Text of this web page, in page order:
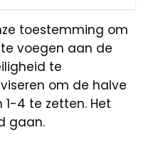
toestemming om
voegen aan de
te
om de halve
1-4 te zetten. Het
gaan.